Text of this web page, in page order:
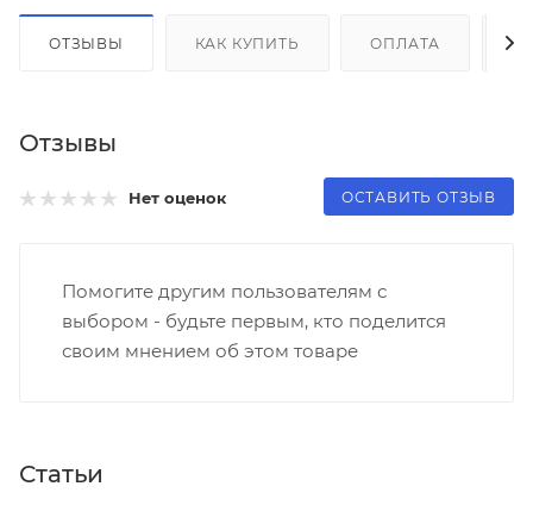
ОТЗЫВЫ КАК КУПИТЬ ОПЛАТА
Отзывы
Нет оценок ОСТАВИТЬ ОТЗЫВ
Помогите другим пользователям с
выбором - будьте первым, кто поделится
своим мнением об этом товаре
Статьи